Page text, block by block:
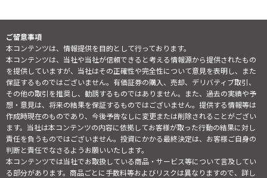
ご留意事項
本コンテンツは、情報提供を目的として行っております。
本コンテンツは、当社や当社が信頼できると考える情報源から提供されたもの
を提供していますが、当社はその正確性や完全性について意見を表明し、また
保証するものではございません。有価証券の購入、売却、デリバティブ取引、
その他の取引を推奨し、勧誘するものではありません。また、過去の実績や予
想・意見は、将来の結果を保証するものではございません。提供する情報等は
作成時現在のものであり、今後予告なしに変更または削除されることがござい
ます。当社は本コンテンツの内容に依拠してお客様が取った行動の結果に対し
責任を負うものではございません。投資にかかる最終決定は、お客様ご自身の
判断と責任でなさるようお願いいたします。
本コンテンツでは当社でお取扱している商品・サービス等について言及してい
る部分があります。商品ごとに手数料等およびリスクは異なりますので、詳し